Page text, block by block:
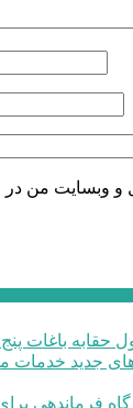
و وبسایت من
حقابه باغات